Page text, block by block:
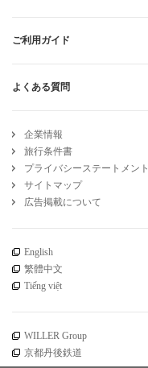
ご利用ガイド
よくある質問
企業情報
旅行条件書
プライバシーステートメント
サイトマップ
広告掲載について
English
繁體中文
Tiếng việt
WILLER Group
京都丹後鉄道